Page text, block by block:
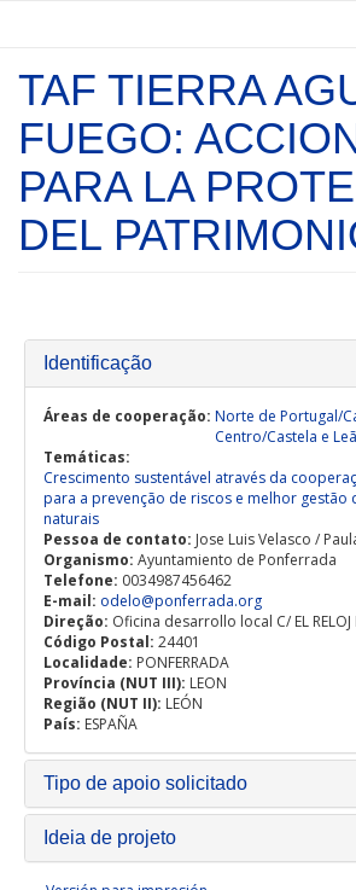
Inicio
Apresentação
Convocatórias
Documentos
Gestão de Projetos
Ligações
TAF TIERRA
FUEGO:
PARA LA
DEL
Identificação
Áreas de cooperação: Norte de Portugal/
Centro/Castela e
Temáticas:
Crescimento sustentável através da
para a prevenção de riscos e melhor gestão
naturais
Pessoa de contato: Jose Luis Velasco /
Organismo: Ayuntamiento de Ponferrada
Telefone: 0034987456462
E-mail: odelo@ponferrada.org
Direção: Oficina desarrollo local C/ EL RELOJ
Código Postal: 24401
Localidade: PONFERRADA
Província (NUT III): LEON
Região (NUT II): LEÓN
País: ESPAÑA
Tipo de apoio solicitado
Ideia de projeto